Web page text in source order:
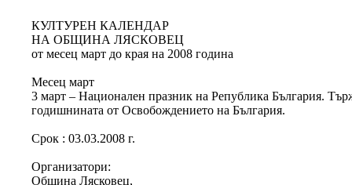
КУЛТУРЕН КАЛЕНДАР
НА ОБЩИНА ЛЯСКОВЕЦ
от месец март до края на 2008 година
Месец март
3 март – Национален празник на Република България.
годишнината от Освобождението на България.
Срок : 03.03.2008 г.
Организатори:
Община Лясковец,